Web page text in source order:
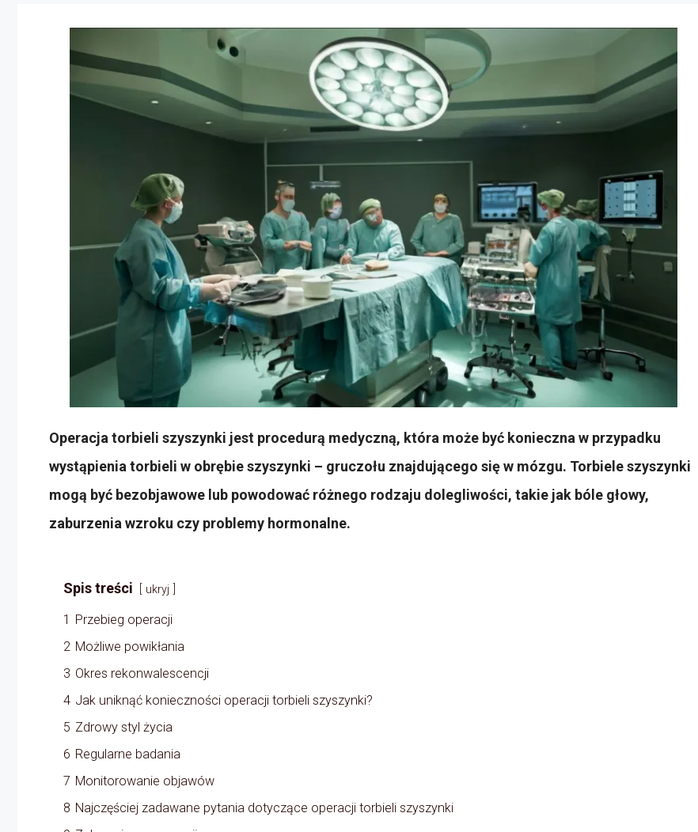
Operacja torbieli szyszynki jest procedurą medyczną, która może być konieczna w przypadku
wystąpienia torbieli w obrębie szyszynki – gruczołu znajdującego się w mózgu. Torbiele szyszynki
mogą być bezobjawowe lub powodować różnego rodzaju dolegliwości, takie jak bóle głowy,
zaburzenia wzroku czy problemy hormonalne.
Spis treści ukryj
1
Przebieg operacji
2 Możliwe powikłania
3 Okres rekonwalescencji
4 Jak uniknąć konieczności operacji torbieli szyszynki?
5 Zdrowy styl życia
6 Regularne badania
7 Monitorowanie objawów
8 Najczęściej zadawane pytania dotyczące operacji torbieli szyszynki